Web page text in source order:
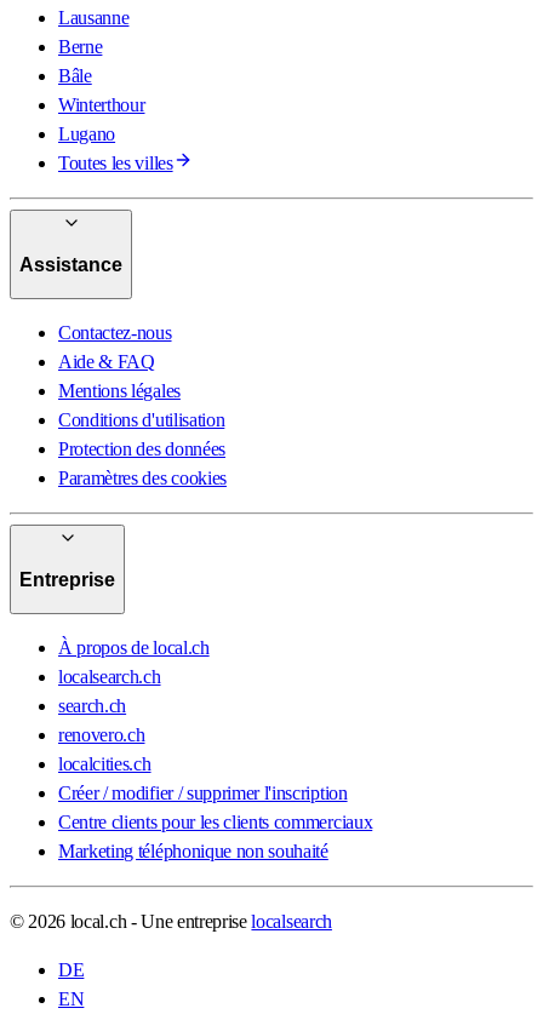
Lausanne
Berne
Bâle
Winterthour
Lugano
Toutes les villes
Assistance
Contactez-nous
Aide & FAQ
Mentions légales
Conditions d'utilisation
Protection des données
Paramètres des cookies
Entreprise
À propos de local.ch
localsearch.ch
search.ch
renovero.ch
localcities.ch
Créer / modifier / supprimer l'inscription
Centre clients pour les clients commerciaux
Marketing téléphonique non souhaité
© 2026 local.ch - Une entrepriselocalsearch
DE
EN